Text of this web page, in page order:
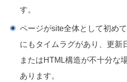
す。
ページがsite全体として初め
にもタイムラグがあり、更新
またはHTML構造が不十分な
あります。